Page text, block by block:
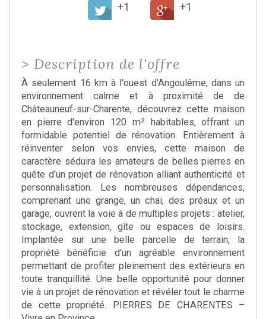
+1 +1
> Description de l'offre
À seulement 16 km à l'ouest d'Angoulême, dans un
environnement calme et à proximité de de
Châteauneuf-sur-Charente, découvrez cette maison
en pierre d'environ 120 m² habitables, offrant un
formidable potentiel de rénovation. Entièrement à
réinventer selon vos envies, cette maison de
caractère séduira les amateurs de belles pierres en
quête d'un projet de rénovation alliant authenticité et
personnalisation. Les nombreuses dépendances,
comprenant une grange, un chai, des préaux et un
garage, ouvrent la voie à de multiples projets : atelier,
stockage, extension, gîte ou espaces de loisirs.
Implantée sur une belle parcelle de terrain, la
propriété bénéficie d'un agréable environnement
permettant de profiter pleinement des extérieurs en
toute tranquillité. Une belle opportunité pour donner
vie à un projet de rénovation et révéler tout le charme
de cette propriété. PIERRES DE CHARENTES –